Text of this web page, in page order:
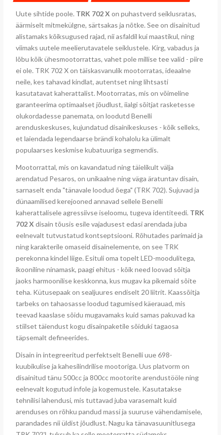
Uute sihtide poole. TRK 702 X on puhastverd seiklusratas,
äärmiselt mitmekülgne, särtsakas ja nõtke. See on disainitud
alistamaks kõiksugused rajad, nii asfaldil kui maastikul, ning
viimaks uutele meelierutavatele seiklustele. Kirg, vabadus ja
lõbu kõik ühesmootorrattas, vahet pole millise tee valid - piire
ei ole. TRK 702 X on täiskasvanulik mootorratas, ideaalne
neile, kes tahavad kindlat, autentset ning lihtsasti
kasutatavat kaherattalist. Mootorratas, mis on võimeline
garanteerima optimaalset jõudlust, iialgi sõitjat rasketesse
olukordadesse panemata, on loodutd Benelli
arenduskeskuses, kujundatud disainikeskuses - kõik selleks,
et laiendada legendaarse brändi kohalolu ka ülimalt
populaarses keskmise kubatuuriga segmendis.
Mootorrattal, mis on kavandatud ning täielikult välja
arendatud Pesaros, on unikaalne ning väga äratuntav disain,
sarnaselt enda "tänavale loodud õega" (TRK 702). Sujuvad ja
dünaamilised kerejooned annavad sellele Benelli
kaherattalisele agressiivse iseloomu, tugeva identiteedi. TRK
702 X disain tõusis esile vajadusest edasi arendada juba
eelnevalt tutvustatud kontseptsiooni. Rõhutades parimaid ja
ning karakterile omaseid disainelemente, on see TRK
perekonna kindel liige. Esituli oma topelt LED-moodulitega,
ikooniline ninamask, paagi ehitus - kõik need loovad sõitja
jaoks harmoonilise keskkonna, kus mugav ka pikemaid sõite
teha. Kütusepaak on sealjuures endiselt 20 liitrit. Kaassõitja
tarbeks on tahaosasse loodud tagumised käerauad, mis
teevad kaaslase sõidu mugavamaks kuid samas pakuvad ka
stiilset täiendust kogu disainpaketile sõiduki tagaosa
täpsemalt defineerides.
Disain in integreeritud perfektselt Benelli uue 698-
kuubikulise ja kahesilindrilise mootoriga. Uus platvorm on
disainitud tänu 500cc ja 800cc mootorite arendustööle ning
eelnevalt kogutud infole ja kogemustele. Kasutatakse
tehnilisi lahendusi, mis tuttavad juba varasemalt kuid
arenduses on rõhku pandud massi ja suuruse vähendamisele,
parandades nii üldist jõudlust. Nagu ka tänavasuunitlusega